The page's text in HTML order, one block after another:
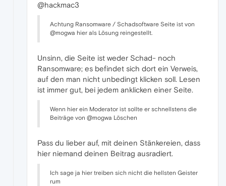
@hackmac3
Achtung Ransomware / Schadsoftware Seite ist von
@mogwa hier als Lösung reingestellt.
Unsinn, die Seite ist weder Schad- noch
Ransomware; es befindet sich dort ein Verweis,
auf den man nicht unbedingt klicken soll. Lesen
ist immer gut, bei jedem anklicken einer Seite.
Wenn hier ein Moderator ist sollte er schnellstens die
Beiträge von @mogwa Löschen
Pass du lieber auf, mit deinen Stänkereien, dass
hier niemand deinen Beitrag ausradiert.
Ich sage ja hier treiben sich nicht die hellsten Geister
rum